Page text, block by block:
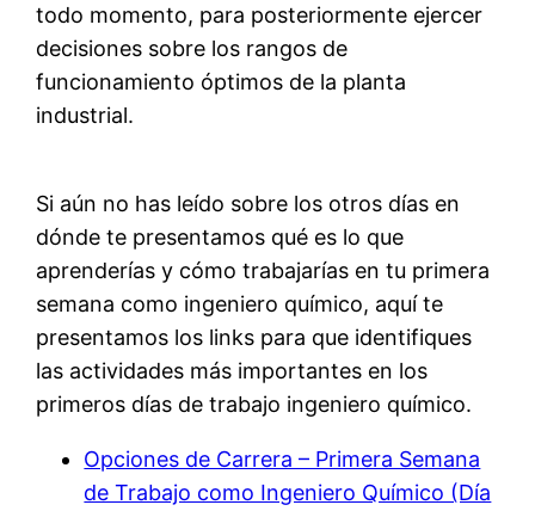
todo momento, para posteriormente ejercer
decisiones sobre los rangos de
funcionamiento óptimos de la planta
industrial.
Si aún no has leído sobre los otros días en
dónde te presentamos qué es lo que
aprenderías y cómo trabajarías en tu primera
semana como ingeniero químico, aquí te
presentamos los links para que identifiques
las actividades más importantes en los
primeros días de trabajo ingeniero químico.
Opciones de Carrera – Primera Semana
de Trabajo como Ingeniero Químico (Día